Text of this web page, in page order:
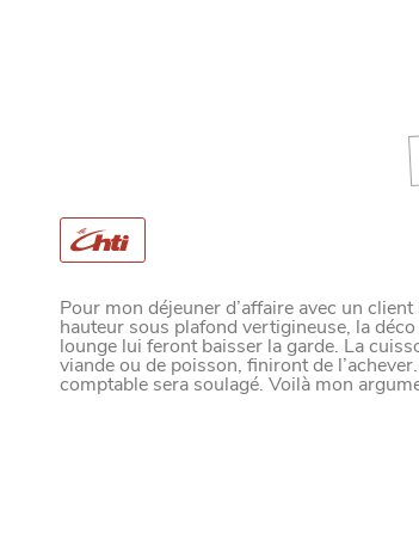
MANGER
C
I
SORTIR
SORTIR
SE
Pour mon déjeuner d’affaire avec un
hauteur sous plafond vertigineuse, la
lounge lui feront baisser la garde. La
viande ou de poisson, finiront de
comptable sera soulagé. Voilà mon